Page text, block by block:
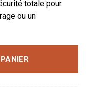
totale pour
ou un
— Gain de